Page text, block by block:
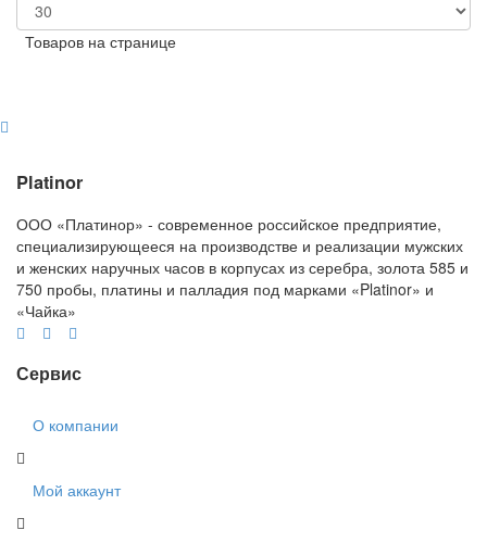
Товаров на странице
Platinor
ООО «Платинор» - современное российское предприятие,
специализирующееся на производстве и реализации мужских
и женских наручных часов в корпусах из серебра, золота 585 и
750 пробы, платины и палладия под марками «Platinor» и
«Чайка»
Сервис
О компании
Мой аккаунт